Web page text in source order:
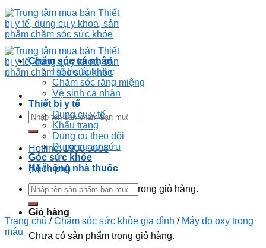
Hotline: 1900 9008
(Miễn phí)
Chưa có sản phẩm trong giỏ hàng.
Giỏ hàng
Chưa có sản phẩm trong giỏ hàng.
Chăm sóc cá nhân
Hỗ trợ tình dục
Chăm sóc răng miệng
Vệ sinh cá nhân
Thiết bị y tế
Dụng cụ y tế
Khẩu trang
Dụng cụ theo dõi
Dụng cụ sơ cứu
Góc sức khỏe
Hệ thống nhà thuốc
Trang chủ / Chăm sóc sức khỏe gia đình / Máy đo oxy trong
máu